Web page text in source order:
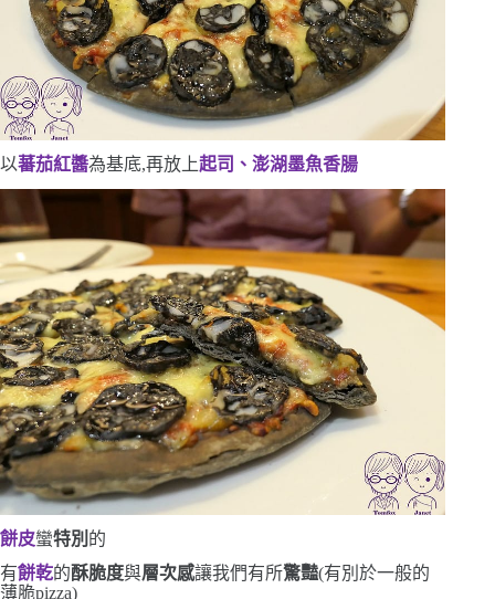
以蕃茄紅醬為基底,再放上起司、澎湖墨魚香腸
餅皮蠻特別 的
有餅乾的酥脆度與層次感讓我們有所驚豔(有別於一般的
薄脆pizza)